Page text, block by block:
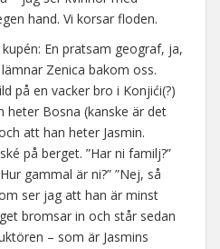
hand. Vi korsar floden.
En pratsam geograf, ja,
Zenica bakom oss.
på en vacker bro i Konjići(?)
Bosna (kanske är det
att han heter Jasmin.
på berget. ”Har ni familj?”
gammal är ni?” ”Nej, så
ser jag att han är minst
bromsar in och står sedan
– som är Jasmins